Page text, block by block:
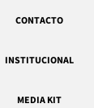
CONTACTO
INSTITUCIONAL
MEDIA KIT